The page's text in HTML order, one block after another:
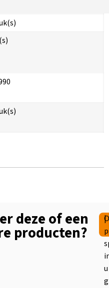
deze of een
producten?
|
u